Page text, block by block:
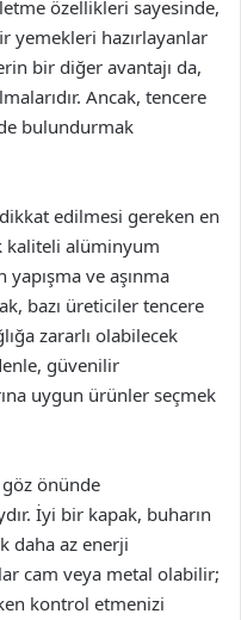
özellikleri sayesinde,
yemekleri hazırlayanlar
bir diğer avantajı da,
Ancak, tencere
bulundurmak
edilmesi gereken en
kaliteli alüminyum
ve aşınma
bazı üreticiler tencere
zararlı olabilecek
güvenilir
uygun ürünler seçmek
göz önünde
İyi bir kapak, buharın
daha az enerji
cam veya metal olabilir;
kontrol etmenizi